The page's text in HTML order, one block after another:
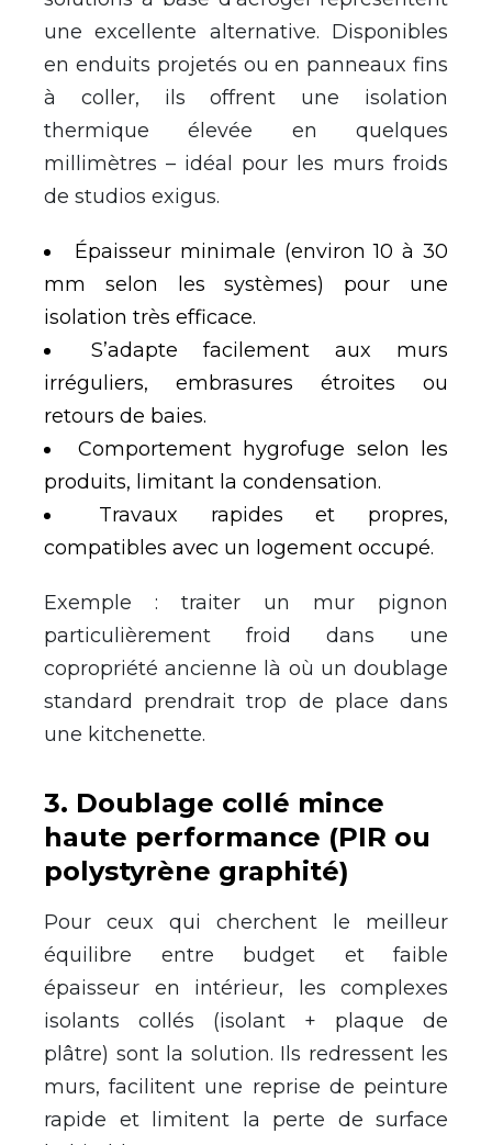
une excellente alternative. Disponibles
en enduits projetés ou en panneaux fins
à coller, ils offrent une isolation
thermique élevée en quelques
millimètres – idéal pour les murs froids
de studios exigus.
Épaisseur minimale (environ 10 à 30
mm selon les systèmes) pour une
isolation très efficace.
S’adapte facilement aux murs
irréguliers, embrasures étroites ou
retours de baies.
Comportement hygrofuge selon les
produits, limitant la condensation.
Travaux rapides et propres,
compatibles avec un logement occupé.
Exemple : traiter un mur pignon
particulièrement froid dans une
copropriété ancienne là où un doublage
standard prendrait trop de place dans
une kitchenette.
3. Doublage collé mince
haute performance (PIR ou
polystyrène graphité)
Pour ceux qui cherchent le meilleur
équilibre entre budget et faible
épaisseur en intérieur, les complexes
isolants collés (isolant + plaque de
plâtre) sont la solution. Ils redressent les
murs, facilitent une reprise de peinture
rapide et limitent la perte de surface